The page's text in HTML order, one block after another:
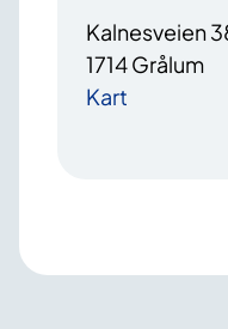
Kalnesveien
1714 Grålum
Kart